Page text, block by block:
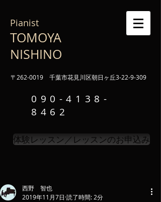
Pianist
TOMOYA
NISHINO
〒262-0019 千葉市花見川区朝日ヶ丘3-22-9-309
090-4138-
8462
体験レッスン／レッスンのお申込み
西野 智也
2019年11月7日 読了時間: 2分